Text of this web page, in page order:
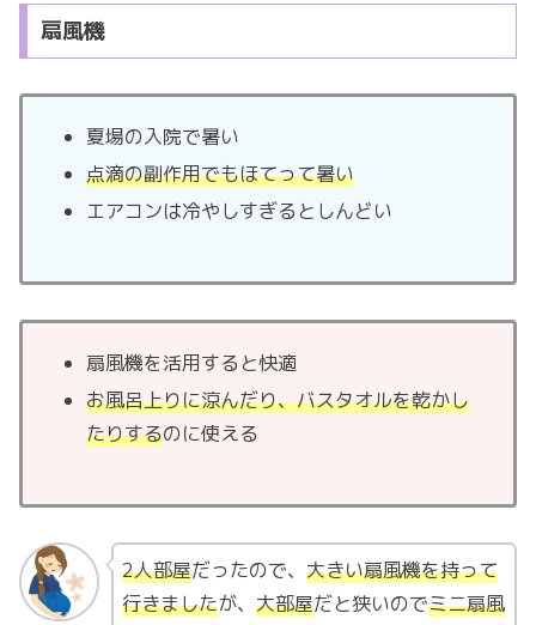
扇風機
夏場の入院で暑い
点滴の副作用でもほてって暑い
エアコンは冷やしすぎるとしんどい
扇風機を活用すると快適
お風呂上りに涼んだり、バスタオルを乾かし
たりするのに使える
2人部屋だったので、 大きい扇風機を持って
行きましたが、 大部屋だと狭いのでミニ扇風